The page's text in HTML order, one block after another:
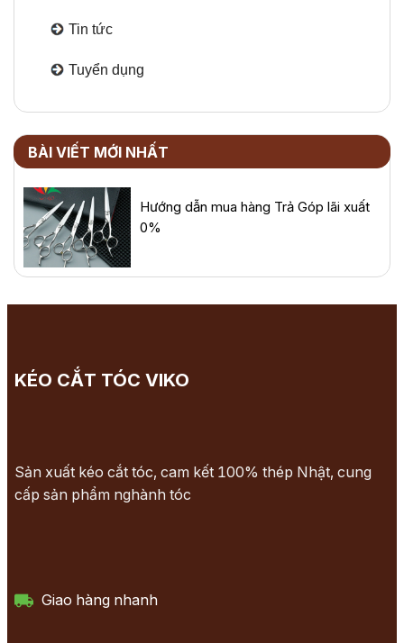
Tin tức
Tuyển dụng
BÀI VIẾT MỚI NHẤT
Hướng dẫn mua hàng Trả Góp lãi xuất
0%
KÉO CẮT TÓC VIKO
Sản xuất kéo cắt tóc, cam kết 100% thép Nhật, cung
cấp sản phẩm nghành tóc
Giao hàng nhanh